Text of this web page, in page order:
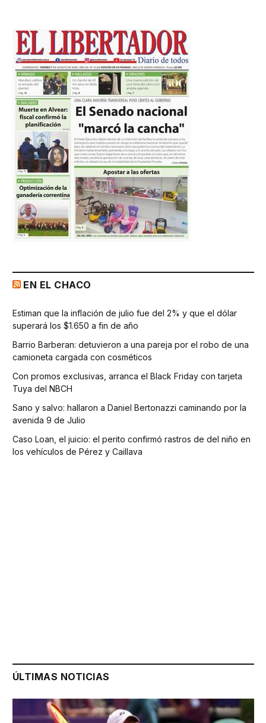
EN EL CHACO
Estiman que la inflación de julio fue del 2% y que el dólar
superará los $1.650 a fin de año
Barrio Barberan: detuvieron a una pareja por el robo de una
camioneta cargada con cosméticos
Con promos exclusivas, arranca el Black Friday con tarjeta
Tuya del NBCH
Sano y salvo: hallaron a Daniel Bertonazzi caminando por la
avenida 9 de Julio
Caso Loan, el juicio: el perito confirmó rastros de del niño en
los vehículos de Pérez y Caillava
ÚLTIMAS NOTICIAS